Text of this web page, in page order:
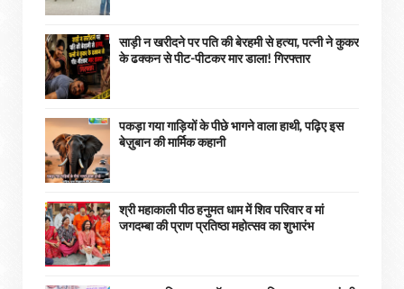
साड़ी न खरीदने पर पति की बेरहमी से हत्या, पत्नी ने कुकर
के ढक्कन से पीट-पीटकर मार डाला! गिरफ्तार
पकड़ा गया गाड़ियों के पीछे भागने वाला हाथी, पढ़िए इस
बेज़ुबान की मार्मिक कहानी
श्री महाकाली पीठ हनुमत धाम में शिव परिवार व मां
जगदम्बा की प्राण प्रतिष्ठा महोत्सव का शुभारंभ